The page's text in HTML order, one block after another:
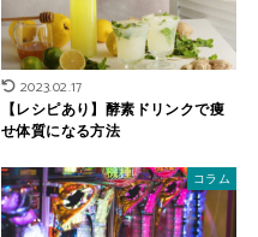
2023.02.17
【レシピあり】酵素ドリンクで痩
せ体質になる方法
コラム